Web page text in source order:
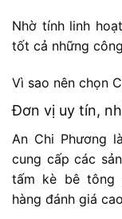
Nhờ tính linh
tốt cả những
Vì sao nên chọn
Đơn vị uy tín,
An Chi Phương
cung cấp các
tấm kè bê tông
hàng đánh giá